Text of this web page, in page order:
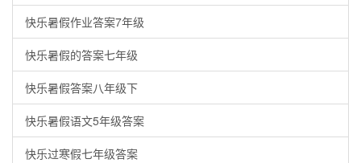
快乐暑假作业答案7年级
快乐暑假的答案七年级
快乐暑假答案八年级下
快乐暑假语文5年级答案
快乐过寒假七年级答案